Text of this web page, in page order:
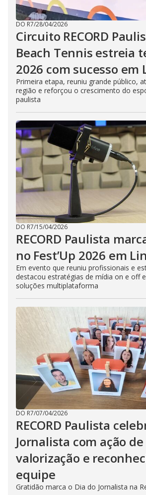
DO R7/28/04/2026
Circuito RECORD
Beach Tennis estreia
2026 com sucesso em
Primeira etapa, reuniu grande público,
região e reforçou o crescimento do
paulista
DO R7/15/04/2026
RECORD Paulista
no Fest’Up 2026 em
Em evento que reuniu profissionais e
destacou estratégias de mídia on e off
soluções multiplataforma
DO R7/07/04/2026
RECORD Paulista
Jornalista com ação de
valorização e
equipe
Gratidão marca o Dia do Jornalista na